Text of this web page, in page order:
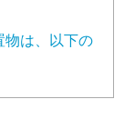
物は、以下の